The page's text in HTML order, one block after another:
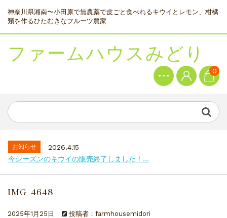
神奈川県湘南〜小田原で無農薬で皮ごと食べれるキウイとレモン、柑橘
類を作るひたむきなフルーツ農家
ファームハウスみどり 0
お知らせ
2026.4.15
今シーズンのキウイの販売終了しました！...
IMG_4648
2025年1月25日 投稿者：farmhousemidori